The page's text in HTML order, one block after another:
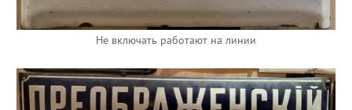
Не включать работают на линии